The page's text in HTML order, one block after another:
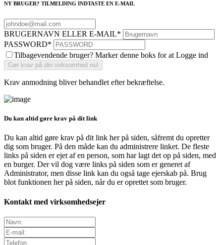
NY BRUGER? TILMELDING INDTASTE EN E-MAIL
BRUGERNAVN ELLER E-MAIL*
PASSWORD*
Tilbagevendende bruger? Marker denne boks for at Logge ind
Krav anmodning bliver behandlet efter bekræftelse.
Du kan altid gøre krav på dit link
Du kan altid gøre krav på dit link her på siden, såfremt du opretter
dig som bruger. På den måde kan du administrere linket. De fleste
links på siden er ejet af en person, som har lagt det op på siden, med
en burger. Der vil dog være links på siden som er generet af
Administrator, men disse link kan du også tage ejerskab på. Brug
blot funktionen her på siden, når du er oprettet som bruger.
Kontakt med virksomhedsejer